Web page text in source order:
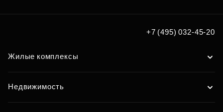
+7 (495) 032-45-20
Жилые комплексы
Недвижимость